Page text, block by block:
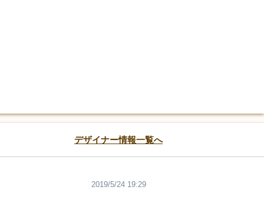
デザイナー情報一覧へ
2019/5/24 19:29